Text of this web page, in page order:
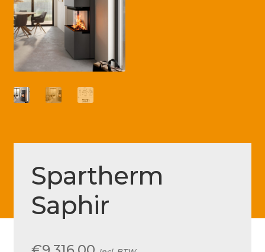
Betaling voltooid
Blog
Contact
Disclaimer
Klantenservice
Betaalmethode
Spartherm
Saphir